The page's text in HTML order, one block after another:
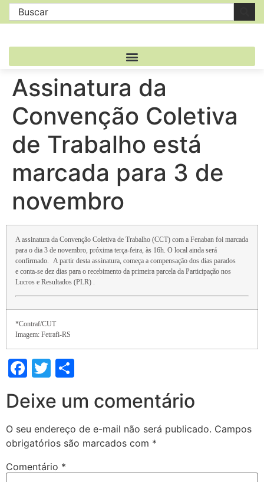
Assinatura da
Convenção Coletiva
de Trabalho está
marcada para 3 de
novembro
A assinatura da Convenção Coletiva de Trabalho (CCT) com a Fenaban foi marcada
para o dia 3 de novembro, próxima terça-feira, às 16h. O local ainda será
confirmado. A partir desta assinatura, começa a compensação dos dias parados
e conta-se dez dias para o recebimento da primeira parcela da Participação nos
Lucros e Resultados (PLR) .
*Contraf/CUT
Imagem: Fetrafi-RS
Facebook
Twitter
Deixe um comentário
O seu endereço de e-mail não será publicado. Campos
obrigatórios são marcados com *
Comentário *